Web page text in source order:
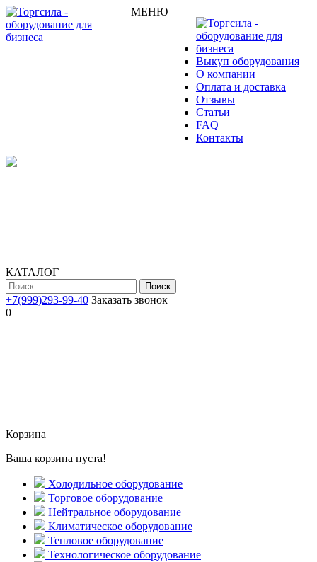
МЕНЮ
Выкуп оборудования
О компании
Оплата и доставка
Отзывы
Статьи
FAQ
Контакты
КАТАЛОГ
Поиск
+7(999)293-99-40 Заказать звонок
0
Корзина
Ваша корзина пуста!
Холодильное оборудование
Торговое оборудование
Нейтральное оборудование
Климатическое оборудование
Тепловое оборудование
Технологическое оборудование